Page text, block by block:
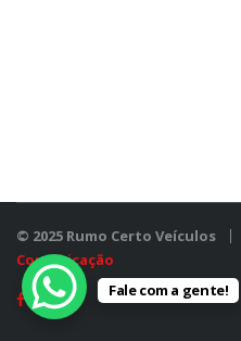
© 2025 Rumo Certo Veículos
Comunicação
Fale com a gente!